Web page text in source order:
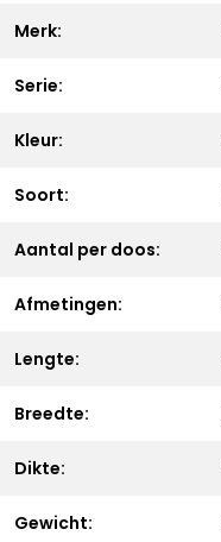
Merk:
Serie:
Kleur:
Soort:
Aantal per doos:
Afmetingen:
Lengte:
Breedte:
Dikte:
Gewicht: